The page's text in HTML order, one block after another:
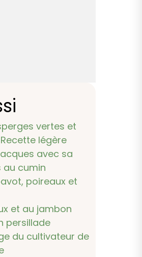
vertes et
légère
avec sa
au cumin
poireaux et
et au jambon
persillade
du cultivateur de